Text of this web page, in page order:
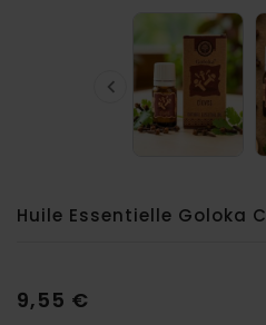

Huile Essentielle Goloka
9,55 €